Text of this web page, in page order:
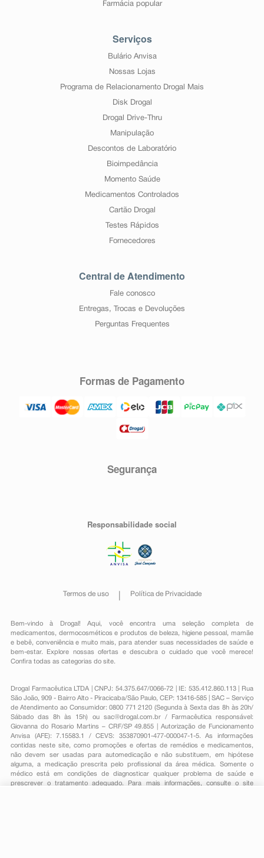
Farmácia popular
Serviços
Bulário Anvisa
Nossas Lojas
Programa de Relacionamento Drogal Mais
Disk Drogal
Drogal Drive-Thru
Manipulação
Descontos de Laboratório
Bioimpedância
Momento Saúde
Medicamentos Controlados
Cartão Drogal
Testes Rápidos
Fornecedores
Central de Atendimento
Fale conosco
Entregas, Trocas e Devoluções
Perguntas Frequentes
Formas de Pagamento
Segurança
Responsabilidade social
Termos de uso Política de Privacidade
Bem-vindo à Drogal! Aqui, você encontra uma seleção completa de
medicamentos , dermocosméticos e produtos de beleza, higiene pessoal ,mamãe
e bebê, conveniênciae muito mais, para atender suas necessidades de saúde e
bem-estar. Explore nossas ofertas e descubra o cuidado que você merece!
Confira todas as categorias do site.
Drogal Farmacêutica LTDA | CNPJ: 54.375.647/0066-72 | IE: 535.412.860.113 | Rua
São João, 909 - Bairro Alto - Piracicaba/São Paulo, CEP: 13416-585 | SAC – Serviço
de Atendimento ao Consumidor: 0800 771 2120 (Segunda à Sexta das 8h às 20h/
Sábado das 8h às 15h) ou sac@drogal.com.br/ Farmacêutica responsável:
Giovanna do Rosario Martins – CRF/SP 49.855 | Autorização de Funcionamento
Anvisa (AFE): 7.15583.1 / CEVS: 353870901-477-000047-1-5. As informações
contidas neste site, como promoções e ofertas de remédios e medicamentos,
não devem ser usadas para automedicação e não substituem, em hipótese
alguma, a medicação prescrita pelo profissional da área médica. Somente o
médico está em condições de diagnosticar qualquer problema de saúde e
prescrever o tratamento adequado. Para mais informações, consulte o site